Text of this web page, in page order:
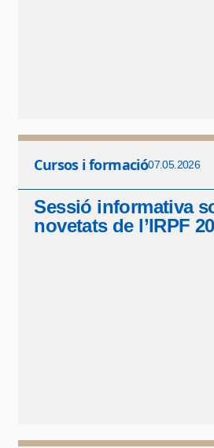
Cursos i formació07.05.2026
Sessió informativa
novetats de l’IRPF